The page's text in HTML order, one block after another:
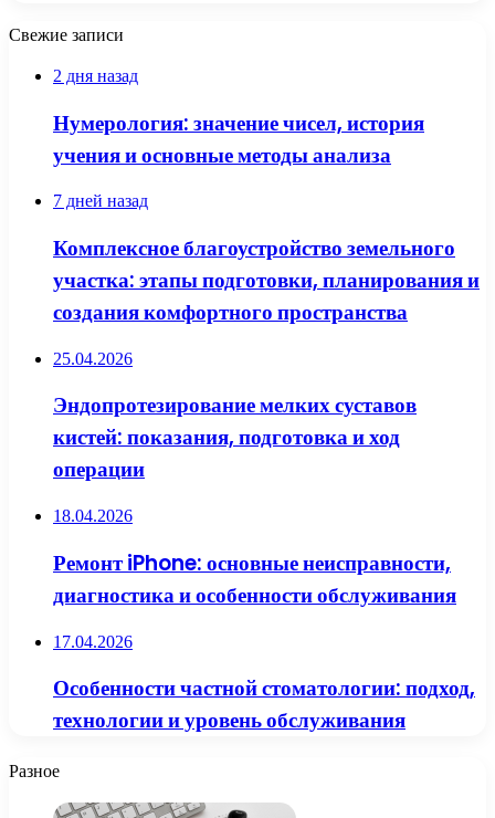
Свежие записи
2 дня назад
Нумерология: значение чисел, история
учения и основные методы анализа
7 дней назад
Комплексное благоустройство земельного
участка: этапы подготовки, планирования и
создания комфортного пространства
25.04.2026
Эндопротезирование мелких суставов
кистей: показания, подготовка и ход
операции
18.04.2026
Ремонт iPhone: основные неисправности,
диагностика и особенности обслуживания
17.04.2026
Особенности частной стоматологии: подход,
технологии и уровень обслуживания
Разное